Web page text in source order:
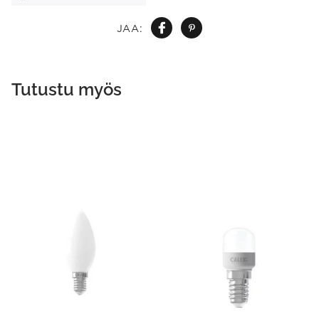
JAA:
Tutustu myös